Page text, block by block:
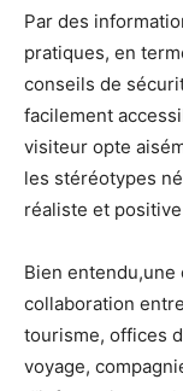
Par des
pratiques, en
conseils de
facilement
visiteur opte
les stéréotypes
réaliste et
Bien entendu,une
collaboration
tourisme, offices
voyage,